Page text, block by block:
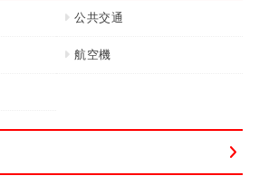
公共交通
航空機